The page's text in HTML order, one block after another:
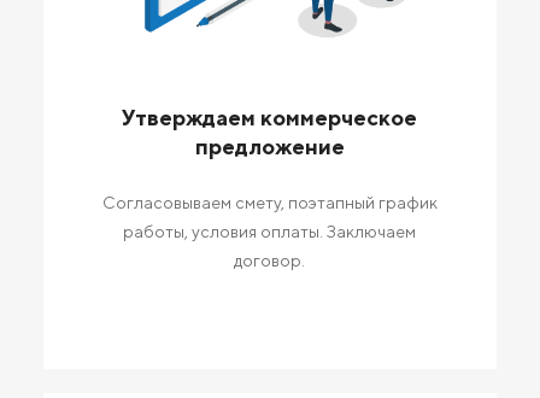
Утверждаем коммерческое
предложение
Согласовываем смету, поэтапный график
работы, условия оплаты. Заключаем
договор.